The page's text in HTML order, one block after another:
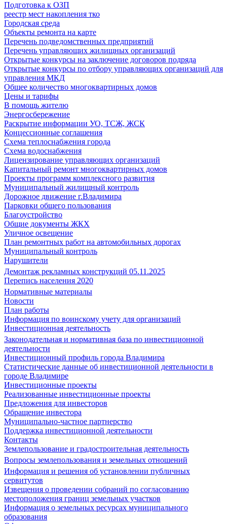
Подготовка к ОЗП
реестр мест накопления тко
Городская среда
Объекты ремонта на карте
Перечень подведомственных предприятий
Перечень управляющих жилищных организаций
Открытые конкурсы на заключение договоров подряда
Открытые конкурсы по отбору управляющих организаций для
управления МКД
Общее количество многоквартирных домов
Цены и тарифы
В помощь жителю
Энергосбережение
Раскрытие информации УО, ТСЖ, ЖСК
Концессионные соглашения
Схема теплоснабжения города
Схема водоснабжения
Лицензирование управляющих организаций
Капитальный ремонт многоквартирных домов
Проекты программ комплексного развития
Муниципальный жилищный контроль
Дорожное движение г.Владимира
Парковки общего пользования
Благоустройство
Общие документы ЖКХ
Уличное освещение
План ремонтных работ на автомобильных дорогах
Муниципальный контроль
Нарушители
Демонтаж рекламных конструкций 05.11.2025
Перепись населения 2020
Нормативные материалы
Новости
План работы
Информация по воинскому учету для организаций
Инвестиционная деятельность
Законодательная и нормативная база по инвестиционной
деятельности
Инвестиционный профиль города Владимира
Статистические данные об инвестиционной деятельности в
городе Владимире
Инвестиционные проекты
Реализованные инвестиционные проекты
Предложения для инвесторов
Обращение инвестора
Муниципально-частное партнерство
Поддержка инвестиционной деятельности
Контакты
Землепользование и градостроительная деятельность
Вопросы землепользования и земельных отношений
Информация и решения об установлении публичных
сервитутов
Извещения о проведении собраний по согласованию
местоположения границ земельных участков
Информация о земельных ресурсах муниципального
образования